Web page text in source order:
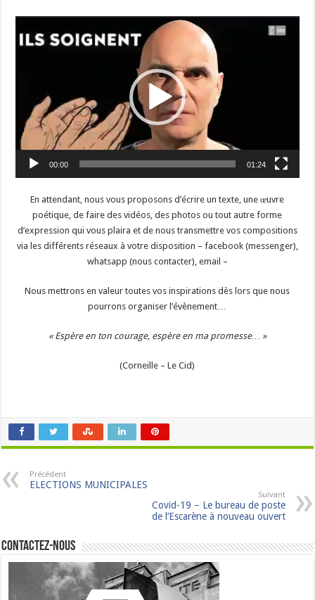
vidéo
00:00 01:24
En attendant, nous vous proposons d’écrire un texte, une œuvre
poétique, de faire des vidéos, des photos ou tout autre forme
d’expression qui vous plaira et de nous transmettre vos compositions
via les différents réseaux à votre disposition – facebook (messenger),
whatsapp (nous contacter), email –
Nous mettrons en valeur toutes vos inspirations dès lors que nous
pourrons organiser l’évènement…
« Espère en ton courage, espère en ma promesse… »
(Corneille – Le Cid)
Précédent
ELECTIONS MUNICIPALES
Suivant
Covid-19 – Le bureau de poste
de l’Escarène à nouveau ouvert
Contactez-nous